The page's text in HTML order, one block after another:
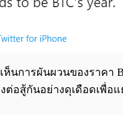
นการผันผวนของราคา
อสู้กันอย่างดุเดือดเพื่อ